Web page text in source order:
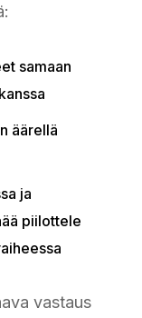
samaan
äärellä
ja
piilottele
vastaus